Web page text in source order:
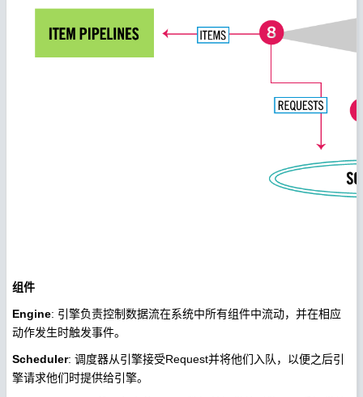
组件
Engine: 引擎负责控制数据流在系统中所有组件中流动，并在相应
动作发生时触发事件。
Scheduler: 调度器从引擎接受Request并将他们入队，以便之后引
擎请求他们时提供给引擎。